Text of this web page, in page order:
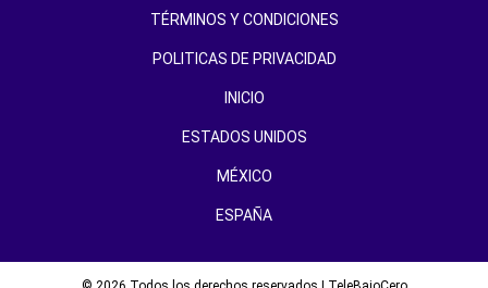
TÉRMINOS Y CONDICIONES
POLITICAS DE PRIVACIDAD
INICIO
ESTADOS UNIDOS
MÉXICO
ESPAÑA